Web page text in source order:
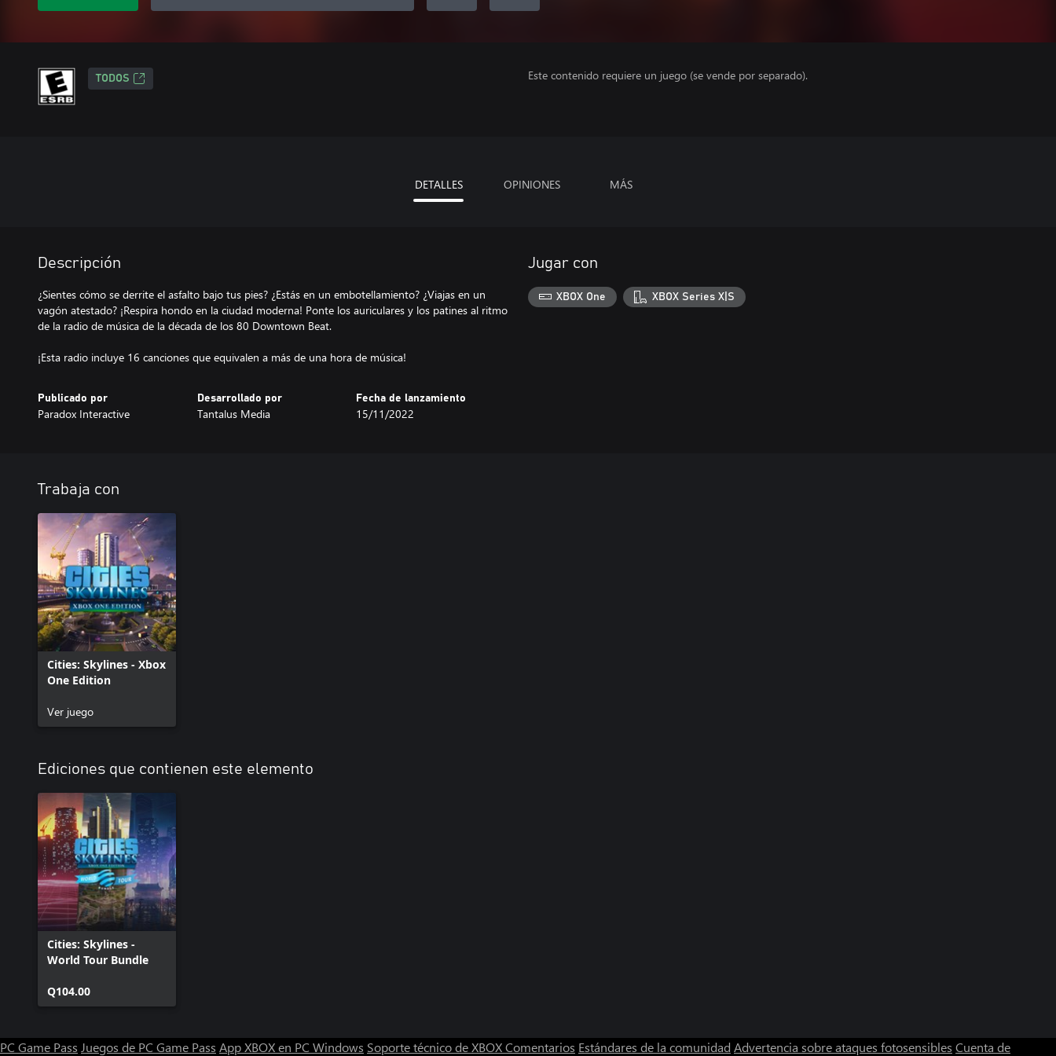
TODOS Este contenido requiere un juego (se vende por separado).
DETALLES OPINIONES MÁS
Descripción
¿Sientes cómo se derrite el asfalto bajo tus pies? ¿Estás en un embotellamiento? ¿Viajas en un
vagón atestado? ¡Respira hondo en la ciudad moderna! Ponte los auriculares y los patines al ritmo
de la radio de música de la década de los 80 Downtown Beat.
Publicado por
Paradox Interactive
Desarrollado por
Tantalus Media
Fecha de lanzamiento
15/11/2022
Jugar con
XBOX One XBOX Series X|S
Trabaja con
Cities: Skylines - Xbox
One Edition
Ver juego
Ediciones que contienen este elemento
Cities: Skylines -
World Tour Bundle
Q104.00
PC Game Pass Juegos de PC Game Pass App XBOX en PC Windows Soporte técnico de XBOXComentarios Estándares de la comunidad Advertencia sobre ataques fotosensibles Cuenta de